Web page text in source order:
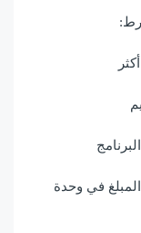
في وحدة